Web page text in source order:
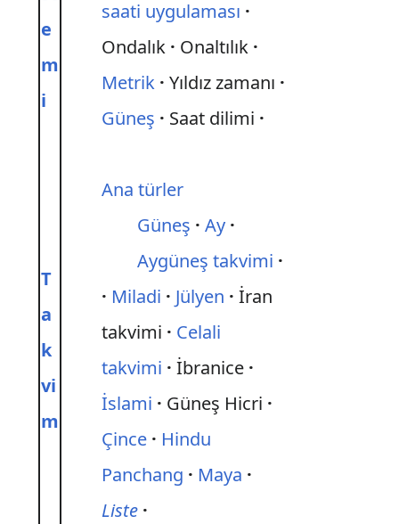
e
m
i
saati uygulaması
Ondalık
Onaltılık
Metrik Yıldız zamanı
Güneş
Saat dilimi
T
a
k
vi
m
Ana türler
Güneş
Ay
Aygüneş takvimi
Miladi
Jülyen
İran
takvimi
Celali
takvimi
İbranice
İslami
Güneş Hicri
Çince
Hindu
Panchang
Maya
Liste